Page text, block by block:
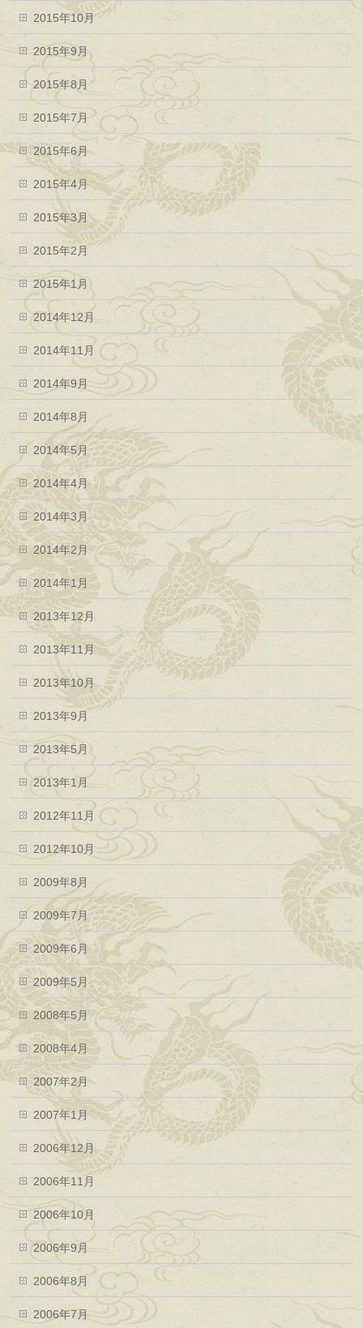
2015年10月
2015年9月
2015年8月
2015年7月
2015年6月
2015年4月
2015年3月
2015年2月
2015年1月
2014年12月
2014年11月
2014年9月
2014年8月
2014年5月
2014年4月
2014年3月
2014年2月
2014年1月
2013年12月
2013年11月
2013年10月
2013年9月
2013年5月
2013年1月
2012年11月
2012年10月
2009年8月
2009年7月
2009年6月
2009年5月
2008年5月
2008年4月
2007年2月
2007年1月
2006年12月
2006年11月
2006年10月
2006年9月
2006年8月
2006年7月